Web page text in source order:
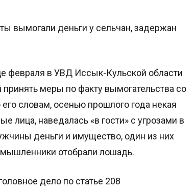
вымогали деньги у сельчан, задержан
в УВД Иссык-Кульской области
меры по факту вымогательства со
словам, осенью прошлого года некая
лица, наведалась «в гости» с угрозами в
деньги и имущество, один из них
отобрали лошадь.
дело по статье 208